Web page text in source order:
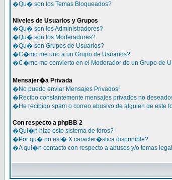
�Qu� son los Temas Bloqueados?
Niveles de Usuarios y Grupos
�Qu� son los Administradores?
�Qu� son los Moderadores?
�Qu� son Grupos de Usuarios?
�C�mo me uno a un Grupo de Usuarios?
�C�mo me convierto en el Moderador de un Grupo de
Mensajer�a Privada
�No puedo enviar Mensajes Privados!
�Recibo constantemente mensajes privados no
�He recibido spam o correo abusivo de alguien de este
Con respecto a phpBB 2
�Qui�n hizo este sistema de foros?
�Por qu� no est� X caracter�stica disponible?
�A qui�n contacto con respecto a abusos y/o temas